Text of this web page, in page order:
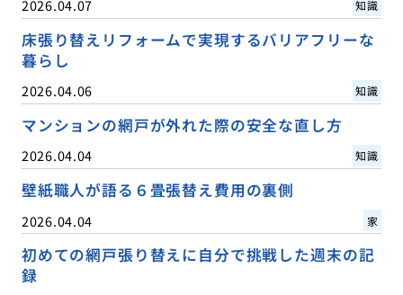
2026.04.07 知識
床張り替えリフォームで実現するバリアフリーな
暮らし
2026.04.06 知識
マンションの網戸が外れた際の安全な直し方
2026.04.04 知識
壁紙職人が語る６畳張替え費用の裏側
2026.04.04 家
初めての網戸張り替えに自分で挑戦した週末の記
録